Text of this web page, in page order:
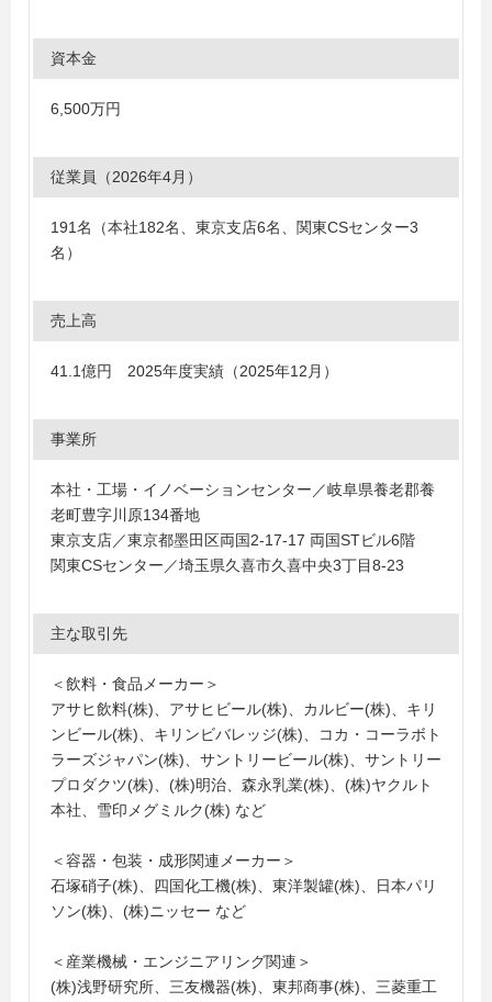
資本金
6,500万円
従業員（2026年4月）
191名（本社182名、東京支店6名、関東CSセンター3
名）
売上高
41.1億円 2025年度実績（2025年12月）
事業所
本社・工場・イノベーションセンター／岐阜県養老郡養
老町豊字川原134番地
東京支店／東京都墨田区両国2-17-17 両国STビル6階
関東CSセンター／埼玉県久喜市久喜中央3丁目8-23
主な取引先
＜飲料・食品メーカー＞
アサヒ飲料(株)、アサヒビール(株)、カルビー(株)、キリ
ンビール(株)、キリンビバレッジ(株)、コカ・コーラボト
ラーズジャパン(株)、サントリービール(株)、サントリー
プロダクツ(株)、(株)明治、森永乳業(株)、(株)ヤクルト
本社、雪印メグミルク(株) など
＜容器・包装・成形関連メーカー＞
石塚硝子(株)、四国化工機(株)、東洋製罐(株)、日本パリ
ソン(株)、(株)ニッセー など
＜産業機械・エンジニアリング関連＞
(株)浅野研究所、三友機器(株)、東邦商事(株)、三菱重工